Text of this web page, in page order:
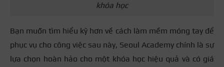
khóa học
Bạn muốn tìm hiểu kỹ hơn về cách làm mềm móng tay để
phục vụ cho công việc sau này, Seoul Academy chính là sự
lựa chọn hoàn hảo cho một khóa học hiệu quả và có giá